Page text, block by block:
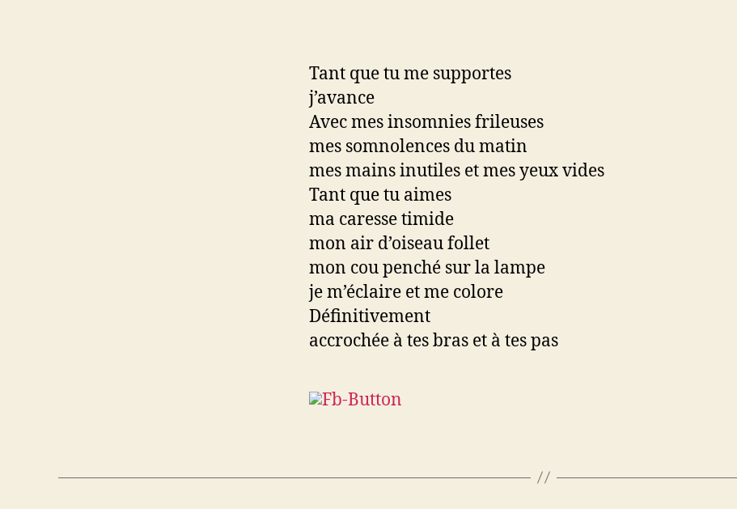
Tant que tu me supportes
j’avance
Avec mes insomnies frileuses
mes somnolences du matin
mes mains inutiles et mes yeux vides
Tant que tu aimes
ma caresse timide
mon air d’oiseau follet
mon cou penché sur la lampe
je m’éclaire et me colore
Définitivement
accrochée à tes bras et à tes pas